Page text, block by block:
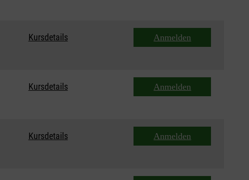
Kursdetails Anmelden
Kursdetails Anmelden
Kursdetails Anmelden